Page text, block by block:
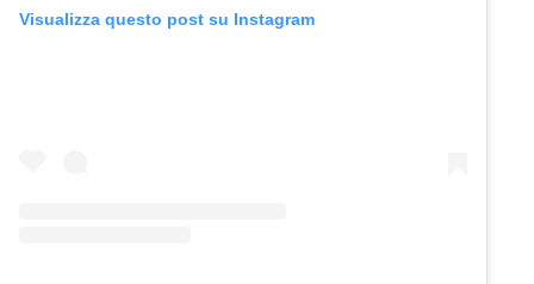
Visualizza questo post su Instagram